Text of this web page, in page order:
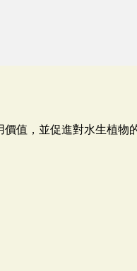
值，並促進對水生植物